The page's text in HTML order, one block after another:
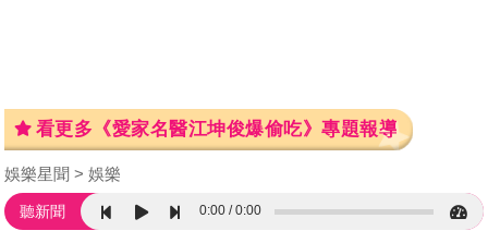
看更多《愛家名醫江坤俊爆偷吃》專題報導
娛樂星聞 娛樂
聽新聞 0:00 0:00